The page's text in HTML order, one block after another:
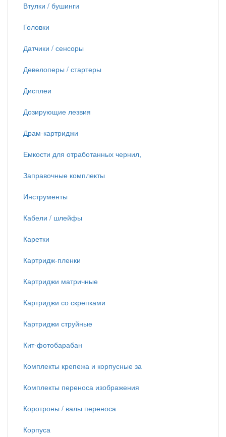
Втулки / бушинги
Головки
Датчики / сенсоры
Девелоперы / стартеры
Дисплеи
Дозирующие лезвия
Драм-картриджи
Емкости для отработанных чернил,
Заправочные комплекты
Инструменты
Кабели / шлейфы
Каретки
Картридж-пленки
Картриджи матричные
Картриджи со скрепками
Картриджи струйные
Кит-фотобарабан
Комплекты крепежа и корпусные за
Комплекты переноса изображения
Коротроны / валы переноса
Корпуса